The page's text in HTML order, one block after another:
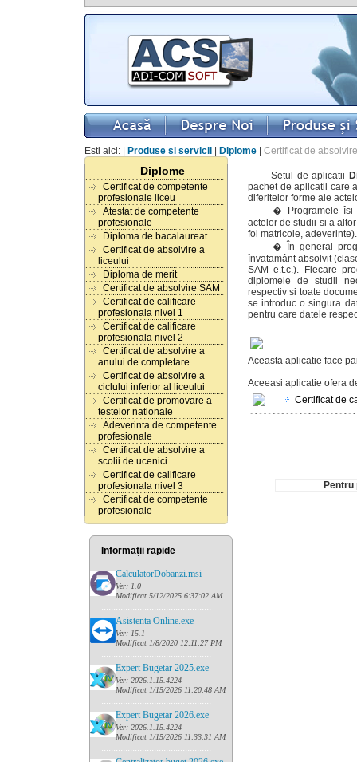
Esti aici: | Produse si servicii Diplome Certificat de
Diplome
Certificat de competente
profesionale liceu
Atestat de competente
profesionale
Diploma de bacalaureat
Certificat de absolvire a
liceului
Diploma de merit
Certificat de absolvire SAM
Certificat de calificare
profesionala nivel 1
Certificat de calificare
profesionala nivel 2
Certificat de absolvire a
anului de completare
Certificat de absolvire a
ciclului inferior al liceului
Certificat de promovare a
testelor nationale
Adeverinta de competente
profesionale
Certificat de absolvire a
scolii de ucenici
Certificat de calificare
profesionala nivel 3
Certificat de competente
profesionale
Informații rapide
CalculatorDobanzi.msi
Ver: 1.0
Modificat 5/12/2025 6:37:02 AM
..............................................
Asistenta Online.exe
Ver: 15.1
Modificat 1/8/2020 12:11:27 PM
..............................................
Expert Bugetar 2025.exe
Ver: 2026.1.15.4224
Modificat 1/15/2026 11:20:48 AM
..............................................
Expert Bugetar 2026.exe
Ver: 2026.1.15.4224
Modificat 1/15/2026 11:33:31 AM
..............................................
Setul de aplicatii
pachet de aplicatii care
diferitelor forme ale
� Programele îsi
actelor de studii si a
foi matricole, adeverinte).
� În general
învatamânt absolvit
SAM e.t.c.). Fiecare
diplomele de studii
respectiv si toate
se introduc o singura
pentru care datele
Aceasta aplicatie face
Aceeasi aplicatie ofera
Certificat de